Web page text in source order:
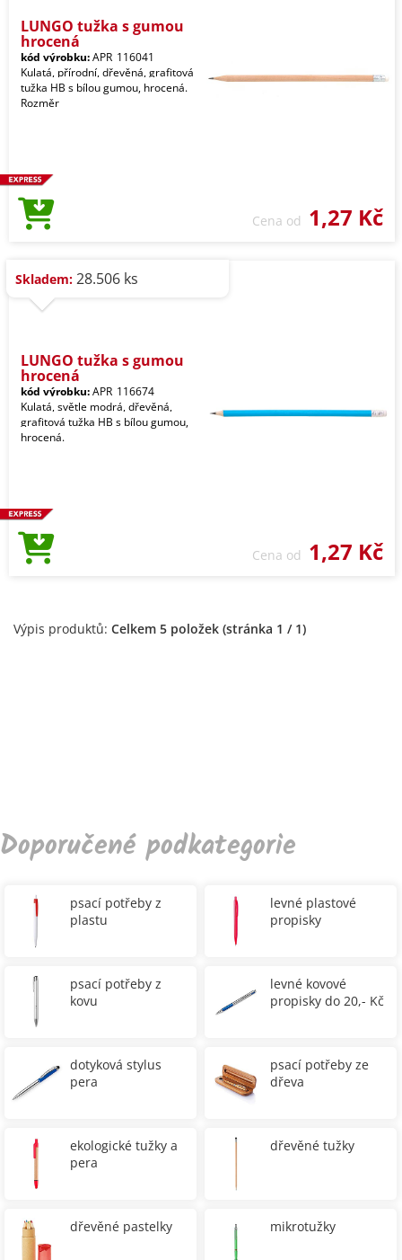
LUNGO tužka s gumou
hrocená
kód výrobku:APR_116041
Kulatá, přírodní, dřevěná, grafitová
tužka HB s bílou gumou, hrocená.
Rozměr
Cena od 1,27 Kč
Skladem: 28.506 ks
LUNGO tužka s gumou
hrocená
kód výrobku:APR_116674
Kulatá, světle modrá, dřevěná,
grafitová tužka HB s bílou gumou,
hrocená.
Cena od 1,27 Kč
Výpis produktů: Celkem 5 položek (stránka 1 / 1)
Doporučené podkategorie
psací potřeby z
plastu
levné plastové
propisky
psací potřeby z
kovu
levné kovové
propisky do 20,- Kč
dotyková stylus
pera
psací potřeby ze
dřeva
ekologické tužky a
pera
dřevěné tužky
dřevěné pastelky mikrotužky